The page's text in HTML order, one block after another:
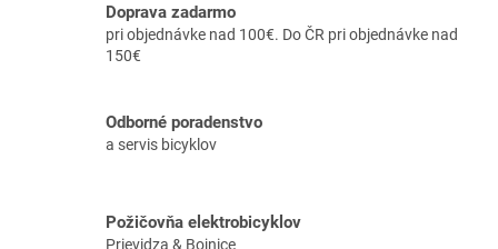
Doprava zadarmo
pri objednávke nad 100€. Do ČR pri objednávke nad
150€
Odborné poradenstvo
a servis bicyklov
Požičovňa elektrobicyklov
Prievidza & Bojnice